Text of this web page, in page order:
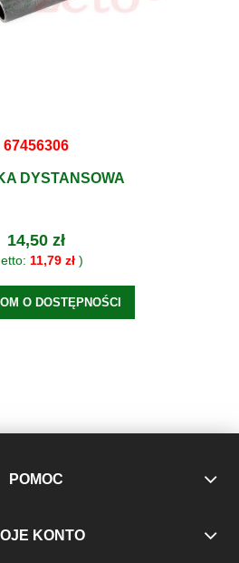
67456306
DYSTANSOWA
14,50 zł
11,79 zł )
O DOSTĘPNOŚCI
POMOC
KONTO